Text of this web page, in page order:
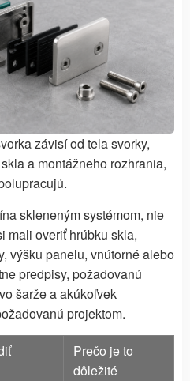
závisí od tela svorky,
a montážneho rozhrania,
skleneným systémom, nie
mali overiť hrúbku skla,
výšku panelu, vnútorné alebo
predpisy, požadovanú
šarže a akúkoľvek
projektom.
Prečo je to
dôležité